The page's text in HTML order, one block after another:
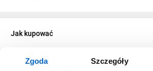
Zgoda Szczegóły
Jak kupować
O firmie